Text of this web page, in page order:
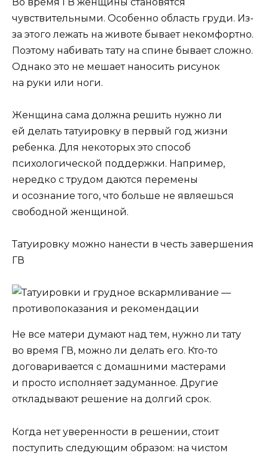
чувствительными. Особенно область груди. Из-
за этого лежать на животе бывает некомфортно.
Поэтому набивать тату на спине бывает сложно.
Однако это не мешает наносить рисунок
на руки или ноги.
Женщина сама должна решить нужно ли
ей делать татуировку в первый год жизни
ребенка. Для некоторых это способ
психологической поддержки. Например,
нередко с трудом даются перемены
и осознание того, что больше не являешься
свободной женщиной.
Татуировку можно нанести в честь завершения
ГВ
Не все матери думают над тем, нужно ли тату
во время ГВ, можно ли делать его. Кто-то
договаривается с домашними мастерами
и просто исполняет задуманное. Другие
откладывают решение на долгий срок.
Когда нет уверенности в решении, стоит
поступить следующим образом: на чистом